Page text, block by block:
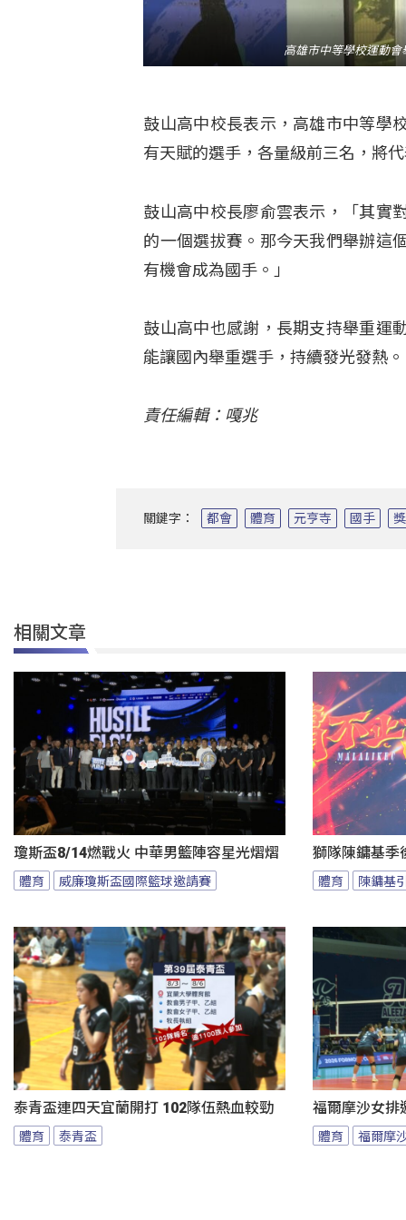
高雄市中等學校運動
鼓山高中校長表示，高雄市中等學
有天賦的選手，各量級前三名，將
鼓山高中校長廖俞雲表示，「其實
的一個選拔賽。那今天我們舉辦這
有機會成為國手。」
鼓山高中也感謝，長期支持舉重運
能讓國內舉重選手，持續發光發熱。
責任編輯：嘎兆
關鍵字： 都會 體育 元亨寺 國手
相關文章
瓊斯盃8/14燃戰火 中華男籃陣容星光熠熠
體育 威廉瓊斯盃國際籃球邀請賽
獅隊陳鏞基季
體育 陳鏞基
泰青盃連四天宜蘭開打 102隊伍熱血較勁
體育 泰青盃
福爾摩沙女排
體育 福爾摩